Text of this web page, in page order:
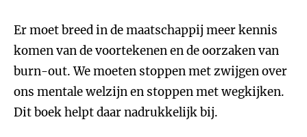
Er moet breed in de maatschappij meer kennis
komen van de voortekenen en de oorzaken van
burn-out. We moeten stoppen met zwijgen over
ons mentale welzijn en stoppen met wegkijken.
Dit boek helpt daar nadrukkelijk bij.